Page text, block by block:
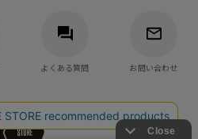
よくある質問 お問い合わせ